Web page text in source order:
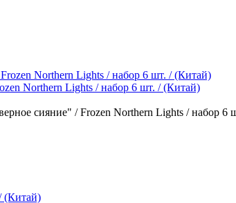
Northern Lights / набор 6 шт. / (Китай)
сияние" / Frozen Northern Lights / набор 6